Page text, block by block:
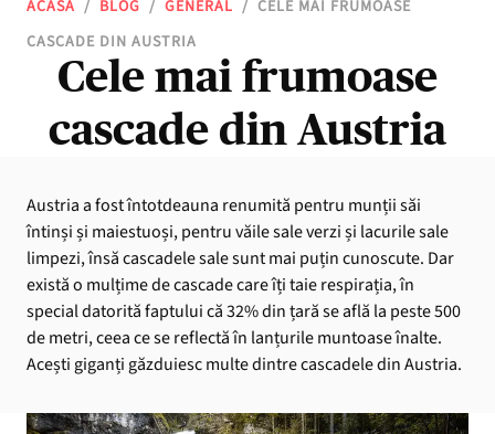
ACASĂ / BLOG / GENERAL / CELE MAI FRUMOASE
CASCADE DIN AUSTRIA
Cele mai frumoase
cascade din Austria
Austria a fost întotdeauna renumită pentru munții săi
întinși și maiestuoși, pentru văile sale verzi și lacurile sale
limpezi, însă cascadele sale sunt mai puțin cunoscute. Dar
există o mulțime de cascade care îți taie respirația, în
special datorită faptului că 32% din țară se află la peste 500
de metri, ceea ce se reflectă în lanțurile muntoase înalte.
Acești giganți găzduiesc multe dintre cascadele din Austria.